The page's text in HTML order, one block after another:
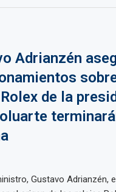
Adrianzén
de la
Gustavo Adrianzén,